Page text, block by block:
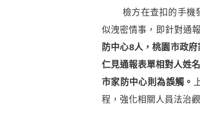
檢方在查扣的手機發
似洩密情事，即針對通
防中心8人，桃園市政
仁見通報表單相對人姓
市家防中心則為誤觸。
程，強化相關人員法治